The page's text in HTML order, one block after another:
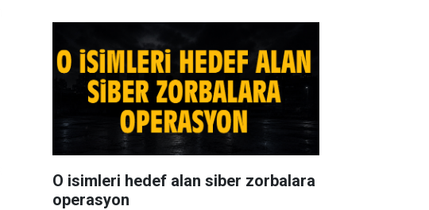
O isimleri hedef alan siber zorbalara
operasyon